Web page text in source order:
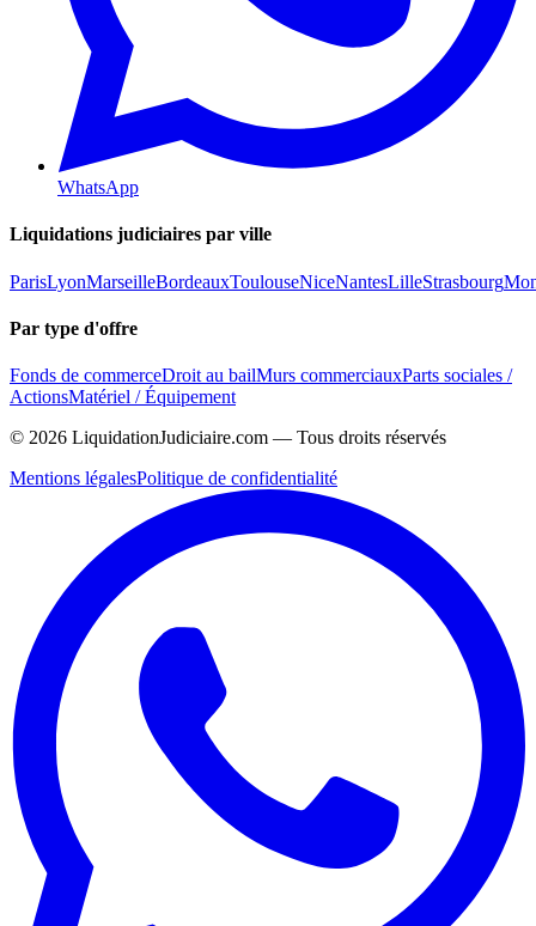
WhatsApp
Liquidations judiciaires par ville
ParisLyonMarseilleBordeauxToulouseNiceNantesLilleStrasbourg
Par type d'offre
Fonds de commerceDroit au bailMurs commerciauxParts sociales /
ActionsMatériel / Équipement
© 2026 LiquidationJudiciaire.com — Tous droits réservés
Mentions légalesPolitique de confidentialité